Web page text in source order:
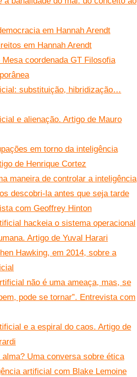
em Hannah Arendt
em Hannah Arendt
coordenada GT Filosofia
substituição, hibridização…
e alienação. Artigo de Mauro
em torno da inteligência
de Henrique Cortez
maneira de controlar a inteligência
descobri-la antes que seja tarde
com Geoffrey Hinton
hackeia o sistema operacional
Artigo de Yuval Harari
Hawking, em 2014, sobre a
não é uma ameaça, mas, se
pode se tornar”. Entrevista com
e a espiral do caos. Artigo de
Uma conversa sobre ética
artificial com Blake Lemoine